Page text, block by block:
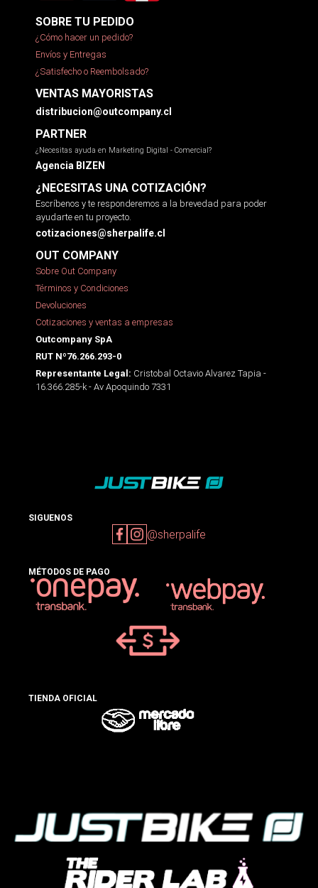
SOBRE TU PEDIDO
¿Cómo hacer un pedido?
Envíos y Entregas
¿Satisfecho o Reembolsado?
VENTAS MAYORISTAS
distribucion@outcompany.cl
PARTNER
¿Necesitas ayuda en Marketing Digital - Comercial?
Agencia BIZEN
¿NECESITAS UNA COTIZACIÓN?
Escríbenos y te responderemos a la brevedad para poder
ayudarte en tu proyecto.
cotizaciones@sherpalife.cl
OUT COMPANY
Sobre Out Company
Términos y Condiciones
Devoluciones
Cotizaciones y ventas a empresas
Outcompany SpA
RUT Nº76.266.293-0
Representante Legal: Cristobal Octavio Alvarez Tapia -
16.366.285-k - Av Apoquindo 7331
SIGUENOS
@sherpalife
MÉTODOS DE PAGO
TIENDA OFICIAL